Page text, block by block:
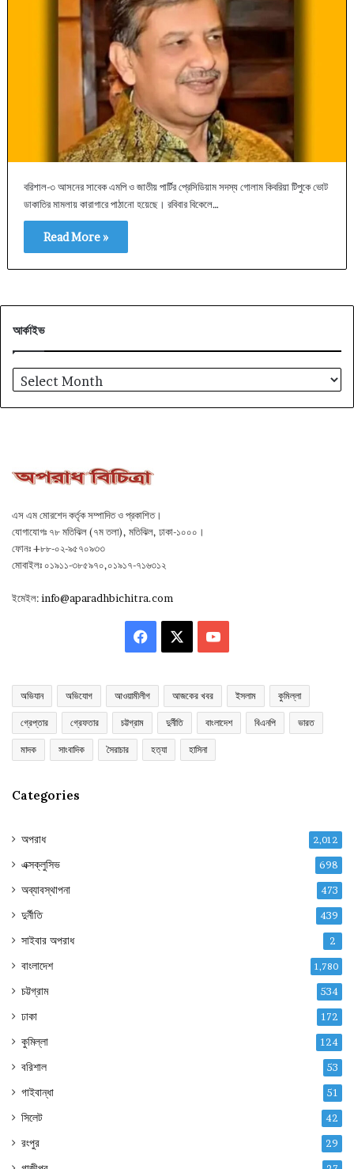
বরিশাল-৩ আসনের সাবেক এমপি ও জাতীয় পার্টির প্রেসিডিয়াম সদস্য গোলাম কিবরিয়া টিপুকে ভোট
ডাকাতির মামলায় কারাগারে পাঠানো হয়েছে। রবিবার বিকেলে…
Read More »
আর্কাইভ
আর্কাইভ
এস এম মোরশেদ কর্তৃক সম্পাদিত ও প্রকাশিত।
যোগাযোগঃ ৭৮ মতিঝিল (৭ম তলা), মতিঝিল, ঢাকা-১০০০।
ফোনঃ +৮৮-০২-৯৫৭০৯৩৩
মোবাইলঃ ০১৯১১-৩৮৫৯৭০,০১৯১৭-৭১৬৩১২
ইমেইল:info@aparadhbichitra.com
Facebook YouTube
অভিযান অভিযোগ আওয়ামীলীগ আজকের খবর ইসলাম কুমিল্লা
গ্রেপ্তার গ্রেফতার চট্টগ্রাম দুর্নীতি বাংলাদেশ বিএনপি ভারত
মাদক সাংবাদিক সৈরাচার হত্যা হাসিনা
Categories
অপরাধ 2,012
এক্সক্লুসিভ 698
অব্যাবস্থাপনা 473
দুর্নীতি 439
সাইবার অপরাধ 2
বাংলাদেশ 1,780
চট্টগ্রাম 534
ঢাকা 172
কুমিল্লা 124
বরিশাল 53
গাইবান্ধা 51
সিলেট 42
রংপুর 29